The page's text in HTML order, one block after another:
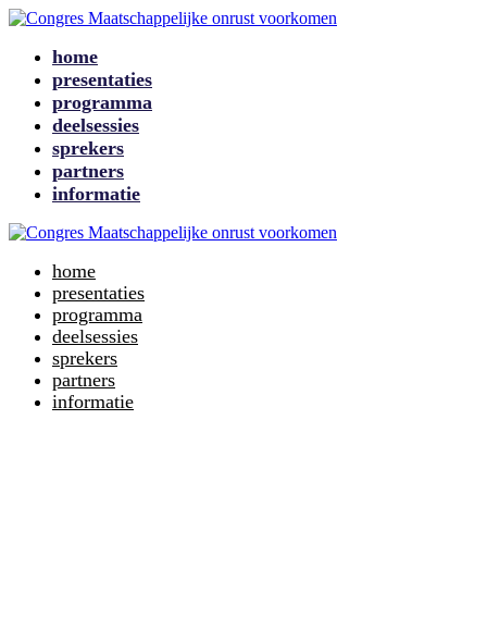
home
presentaties
programma
deelsessies
sprekers
partners
informatie
home
presentaties
programma
deelsessies
sprekers
partners
informatie